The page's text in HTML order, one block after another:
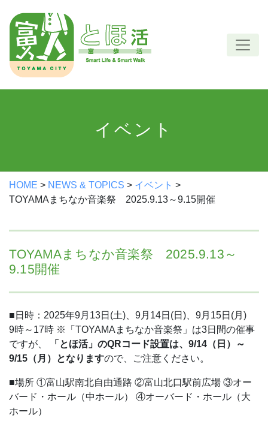
content
イベント
HOME > NEWS & TOPICS > イベント >
TOYAMAまちなか音楽祭 2025.9.13～9.15開催
TOYAMAまちなか音楽祭 2025.9.13～
9.15開催
■日時：2025年9月13日(土)、9月14日(日)、9月15日(月)
9時～17時 ※「TOYAMAまちなか音楽祭」は3日間の催事
ですが、
「とほ活」のQRコード設置は、9/14（日）～
9/15（月）となりますので、ご注意ください。
■場所 ①富山駅南北自由通路 ②富山北口駅前広場 ③オー
バード・ホール（中ホール）
④オーバード・ホール（大
ホール）